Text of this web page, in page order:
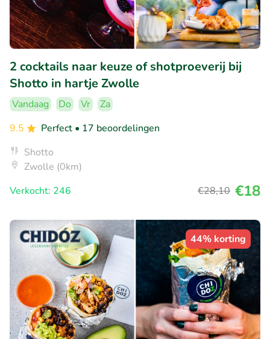
2 cocktails naar keuze of shotproeverij bij
Shotto in hartje Zwolle
Vandaag Do Vr
Za
9.5
Perfect • 17 beoordelingen
Shotto
Zwolle (0km)
Verkocht: 246
€28,10 €18
44% korting